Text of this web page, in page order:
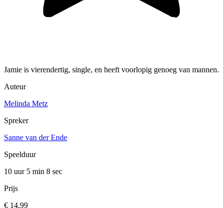
Jamie is vierendertig, single, en heeft voorlopig genoeg van mannen.
Auteur
Melinda Metz
Spreker
Sanne van der Ende
Speelduur
10 uur 5 min 8 sec
Prijs
€ 14,99